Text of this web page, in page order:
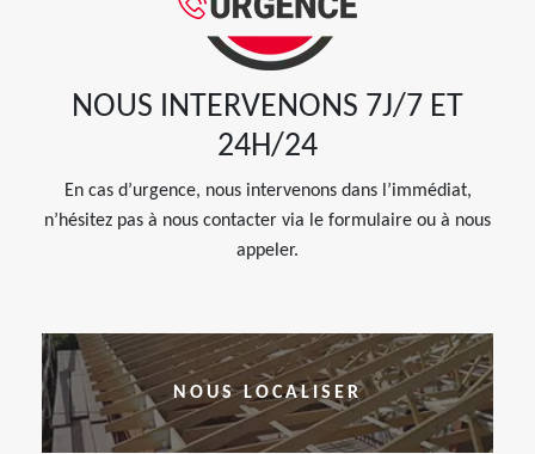
NOUS INTERVENONS 7J/7 ET
24H/24
En cas d’urgence, nous intervenons dans l’immédiat,
n’hésitez pas à nous contacter via le formulaire ou à nous
appeler.
NOUS LOCALISER